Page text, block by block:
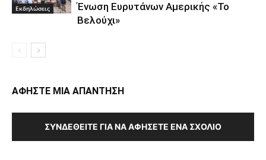
Εκδηλώσεις
Ένωση Ευρυτάνων Αμερικής «Το
Βελούχι»
ΑΦΗΣΤΕ ΜΙΑ ΑΠΑΝΤΗΣΗ
ΣΥΝΔΕΘΕΊΤΕ ΓΙΑ ΝΑ ΑΦΉΣΕΤΕ ΈΝΑ ΣΧΌΛΙΟ